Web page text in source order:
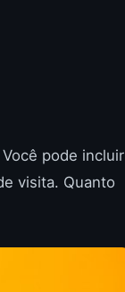
pode incluir
visita. Quanto